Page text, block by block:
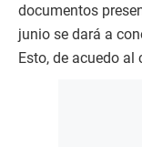
documentos
junio se dará a
Esto, de acuedo